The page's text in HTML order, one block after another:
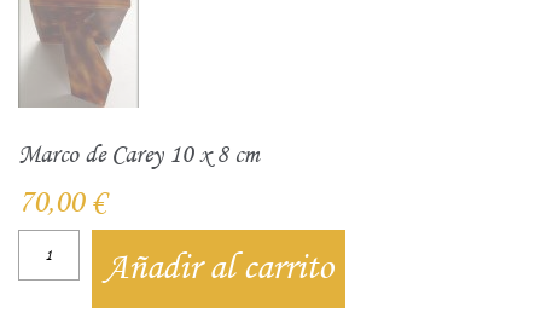
Marco de Carey 10 x 8 cm
70,00 €
Añadir al carrito